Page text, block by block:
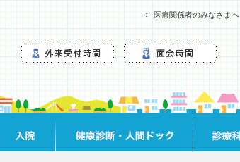
医療関係者のみなさまへ